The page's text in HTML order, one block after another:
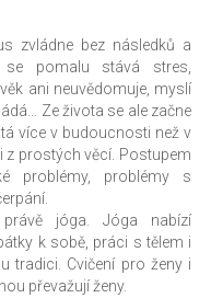
zvládne bez následků a
se pomalu stává stres,
ani neuvědomuje, myslí
Ze života se ale začne
více v budoucnosti než v
prostých věcí. Postupem
problémy, problémy s
jóga. Jóga nabízí
k sobě, práci s tělem i
tradici. Cvičení pro ženy i
převažují ženy.